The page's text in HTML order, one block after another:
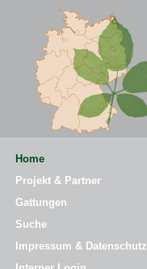
Home
Projekt & Partner
Gattungen
Suche
Impressum & Datenschutz